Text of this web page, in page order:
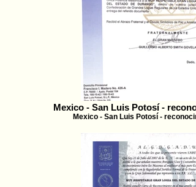
Mexico - San Luis Potosí -
Mexico - San Luis Potosí -